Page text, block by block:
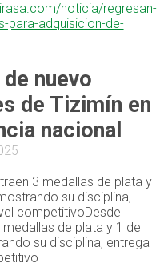
noticia/regresan-
para-adquisicion-de-
nuevo
de Tizimín en
nacional
3 medallas de plata y
su disciplina,
competitivoDesde
de plata y 1 de
su disciplina, entrega